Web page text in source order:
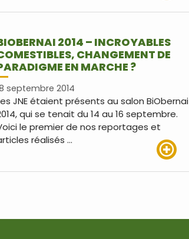
2014 – INCROYABLES
CHANGEMENT DE
EN MARCHE ?
septembre 2014
JNE étaient présents au salon BiObernai
qui se tenait du 14 au 16 septembre.
le premier de nos reportages et
réalisés …